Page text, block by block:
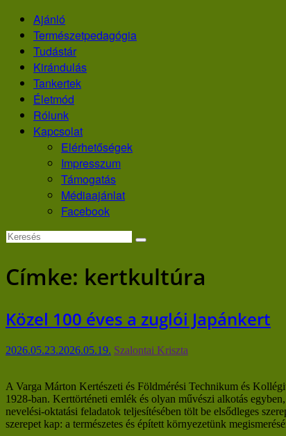
Skip
content
Ajánló
Természetpedagógia
Tudástár
Kirándulás
Tankertek
Életmód
Rólunk
Kapcsolat
Elérhetőségek
Impresszum
Támogatás
Médiaajánlat
Facebook
Címke: kertkultúra
Közel 100 éves a zuglói Japánkert
2026.05.23.2026.05.19. Szalontai Kriszta
A Varga Márton Kertészeti és Földmérési Technikum és
1928-ban. Kerttörténeti emlék és olyan művészi alkotás
nevelési-oktatási feladatok teljesítésében tölt be elsődleges
szerepet kap: a természetes és épített környezetünk